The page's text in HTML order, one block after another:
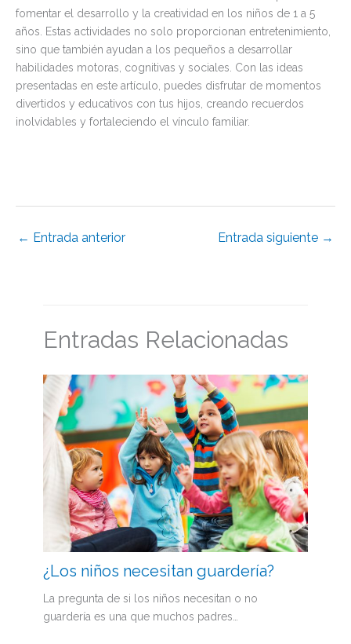
fomentar el desarrollo y la creatividad en los niños de 1 a 5
años. Estas actividades no solo proporcionan entretenimiento,
sino que también ayudan a los pequeños a desarrollar
habilidades motoras, cognitivas y sociales. Con las ideas
presentadas en este artículo, puedes disfrutar de momentos
divertidos y educativos con tus hijos, creando recuerdos
inolvidables y fortaleciendo el vínculo familiar.
← Entrada anterior Entrada siguiente →
Entradas Relacionadas
¿Los niños necesitan guardería?
La pregunta de si los niños necesitan o no
guardería es una que muchos padres…